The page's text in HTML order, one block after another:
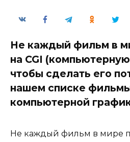
Не каждый фильм в
на CGI
чтобы сделать его
нашем списке
компьютерной
Не каждый фильм в мире